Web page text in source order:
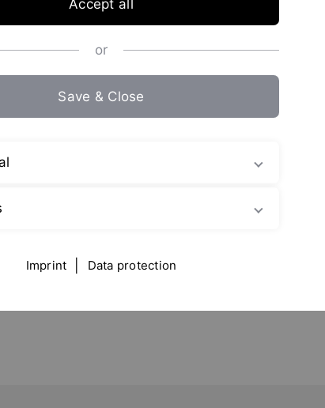
bientôt à ACHEMA 2022. Visitez notre stand et
Accept all
or
Save & Close
Imprint Data protection